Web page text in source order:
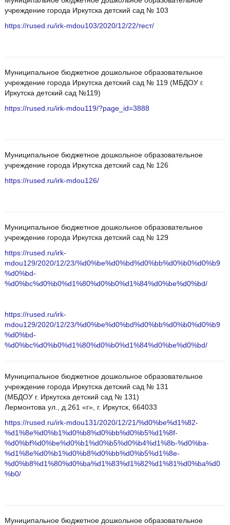
учреждение города Иркутска детский сад № 103
https://rused.ru/irk-mdou103/2020/12/22/тест/
Муниципальное бюджетное дошкольное образовательное
учреждение города Иркутска детский сад № 119 (МБДОУ г.
Иркутска детский сад №119)
https://rused.ru/irk-mdou119/?page_id=3888
Муниципальное бюджетное дошкольное образовательное
учреждение города Иркутска детский сад № 126
https://rused.ru/irk-mdou126/
Муниципальное бюджетное дошкольное образовательное
учреждение города Иркутска детский сад № 129
https://rused.ru/irk-
mdou129/2020/12/23/%d0%be%d0%bd%d0%bb%d0%b0%d0%b9
%d0%bd-
%d0%bc%d0%b0%d1%80%d0%b0%d1%84%d0%be%d0%bd/
https://rused.ru/irk-
mdou129/2020/12/23/%d0%be%d0%bd%d0%bb%d0%b0%d0%b9
%d0%bd-
%d0%bc%d0%b0%d1%80%d0%b0%d1%84%d0%be%d0%bd/
Муниципальное бюджетное дошкольное образовательное
учреждение города Иркутска детский сад № 131
(МБДОУ г. Иркутска детский сад № 131)
Лермонтова ул., д.261 «г», г. Иркутск, 664033
https://rused.ru/irk-mdou131/2020/12/21/%d0%be%d1%82-
%d1%8e%d0%b1%d0%b8%d0%bb%d0%b5%d1%8f-
%d0%bf%d0%be%d0%b1%d0%b5%d0%b4%d1%8b-%d0%ba-
%d1%8e%d0%b1%d0%b8%d0%bb%d0%b5%d1%8e-
%d0%b8%d1%80%d0%ba%d1%83%d1%82%d1%81%d0%ba%d0
%b0/
Муниципальное бюджетное дошкольное образовательное